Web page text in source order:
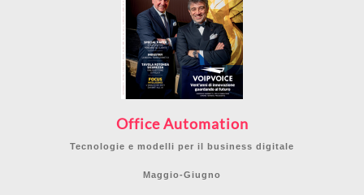
Office Automation
Tecnologie e modelli per il business digitale
Maggio-Giugno